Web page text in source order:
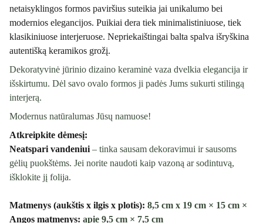
netaisyklingos formos paviršius suteikia jai unikalumo bei
modernios elegancijos. Puikiai dera tiek minimalistiniuose, tiek
klasikiniuose interjeruose. Nepriekaištingai balta spalva išryškina
autentišką keramikos grožį.
Dekoratyvinė jūrinio dizaino keraminė vaza dvelkia elegancija ir
išskirtumu. Dėl savo ovalo formos ji padės Jums sukurti stilingą
interjerą.
Modernus natūralumas Jūsų namuose!
Atkreipkite dėmesį:
Neatspari vandeniui – tinka sausam dekoravimui ir sausoms
gėlių puokštėms. Jei norite naudoti kaip vazoną ar sodintuvą,
išklokite jį folija.
Matmenys (aukštis x ilgis x plotis): 8,5 cm x 19 cm × 15 cm ×
Angos matmenys: apie 9,5 cm × 7,5 cm